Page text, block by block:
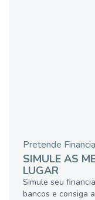
Pretende
SIMULE AS
LUGAR
Simule seu
bancos e consiga